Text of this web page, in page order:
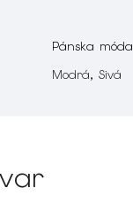
Pánska móda
Modrá, Sivá